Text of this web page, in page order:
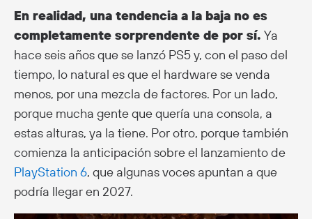
En realidad, una tendencia a la baja no es
completamente sorprendente de por sí. Ya
hace seis años que se lanzó PS5 y, con el paso del
tiempo, lo natural es que el hardware se venda
menos, por una mezcla de factores. Por un lado,
porque mucha gente que quería una consola, a
estas alturas, ya la tiene. Por otro, porque también
comienza la anticipación sobre el lanzamiento de
PlayStation 6, que algunas voces apuntan a que
podría llegar en 2027.